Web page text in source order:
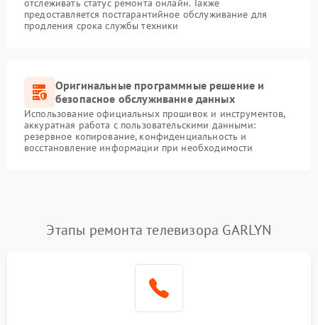
отслеживать статус ремонта онлайн. Также
предоставляется постгарантийное обслуживание для
продления срока службы техники
Оригинальные программные решение и
безопасное обслуживание данных
Использование официальных прошивок и инструментов,
аккуратная работа с пользовательскими данными:
резервное копирование, конфиденциальность и
восстановление информации при необходимости
Этапы ремонта телевизора GARLYN